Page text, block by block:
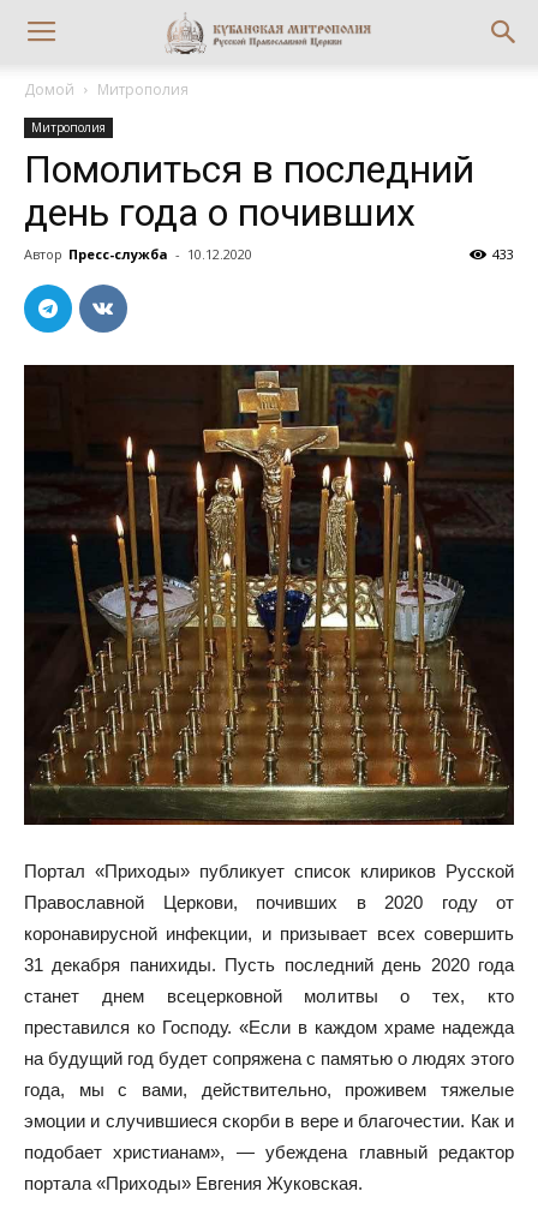
Домой Митрополия
Митрополия
Помолиться в последний
день года о почивших
Автор Пресс-служба - 10.12.2020 433
Портал «Приходы» публикует список клириков Русской
Православной Церкови, почивших в 2020 году от
коронавирусной инфекции, и призывает всех совершить
31 декабря панихиды. Пусть последний день 2020 года
станет днем всецерковной молитвы о тех, кто
преставился ко Господу. «Если в каждом храме надежда
на будущий год будет сопряжена с памятью о людях этого
года, мы с вами, действительно, проживем тяжелые
эмоции и случившиеся скорби в вере и благочестии. Как и
подобает христианам», — убеждена главный редактор
портала «Приходы» Евгения Жуковская.